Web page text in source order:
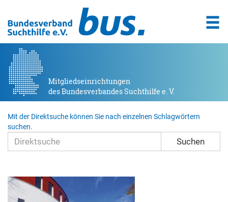
Mitgliedseinrichtungen
des Bundesverbandes Suchthilfe e. V.
Mit der Direktsuche können Sie nach einzelnen Schlagwörtern
suchen.
Suchen